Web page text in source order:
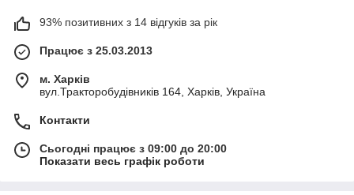
93% позитивних з 14 відгуків за рік
Працює з 25.03.2013
м. Харків
вул.Тракторобудівників 164, Харків, Україна
Контакти
Сьогодні працює з 09:00 до 20:00
Показати весь графік роботи